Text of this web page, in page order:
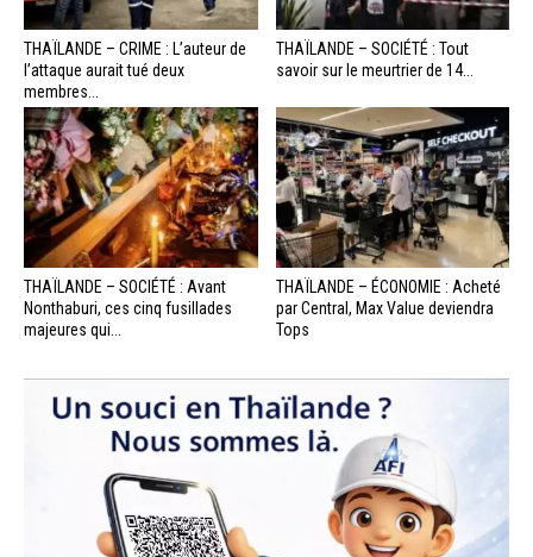
THAÏLANDE – CRIME : L’auteur de
l’attaque aurait tué deux
membres...
THAÏLANDE – SOCIÉTÉ : Tout
savoir sur le meurtrier de 14...
THAÏLANDE – SOCIÉTÉ : Avant
Nonthaburi, ces cinq fusillades
majeures qui...
THAÏLANDE – ÉCONOMIE : Acheté
par Central, Max Value deviendra
Tops